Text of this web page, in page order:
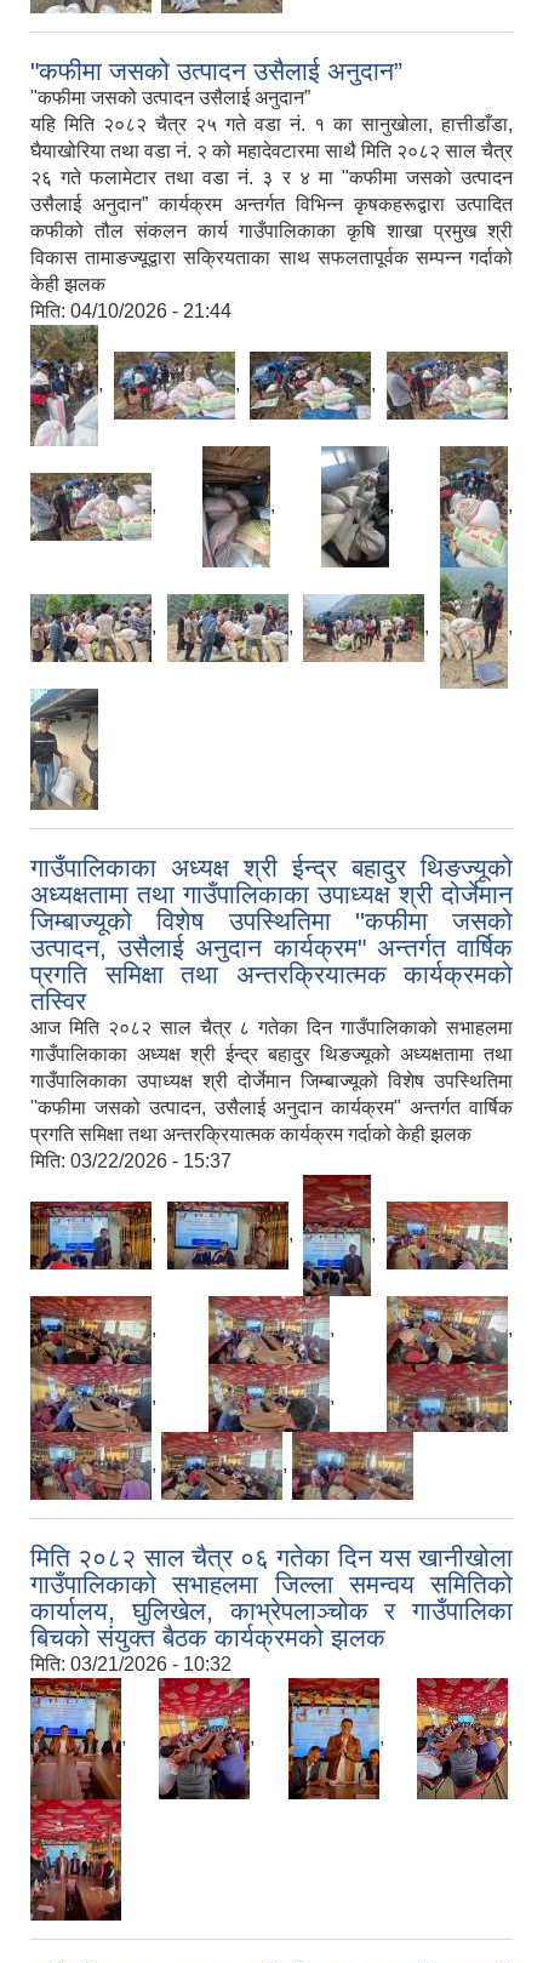
"कफीमा जसको उत्पादन उसैलाई अनुदान”
"कफीमा जसको उत्पादन उसैलाई अनुदान”
यहि मिति २०८२ चैत्र २५ गते वडा नं. १ का सानुखोला, हात्तीडाँडा,
घैयाखोरिया तथा वडा नं. २ को महादेवटारमा साथै मिति २०८२ साल चैत्र
२६ गते फलामेटार तथा वडा नं. ३ र ४ मा "कफीमा जसको उत्पादन
उसैलाई अनुदान” कार्यक्रम अन्तर्गत विभिन्न कृषकहरूद्वारा उत्पादित
कफीको तौल संकलन कार्य गाउँपालिकाका कृषि शाखा प्रमुख श्री
विकास तामाङज्यूद्वारा सक्रियताका साथ सफलतापूर्वक सम्पन्न गर्दाको
केही झलक
मिति: 04/10/2026 - 21:44
, , , ,
, , , ,
, , , ,
गाउँपालिकाका अध्यक्ष श्री ईन्द्र बहादुर थिङज्यूको
अध्यक्षतामा तथा गाउँपालिकाका उपाध्यक्ष श्री दोर्जेमान
जिम्बाज्यूको विशेष उपस्थितिमा ''कफीमा जसको
उत्पादन, उसैलाई अनुदान कार्यक्रम" अन्तर्गत वार्षिक
प्रगति समिक्षा तथा अन्तरक्रियात्मक कार्यक्रमको
तस्विर
आज मिति २०८२ साल चैत्र ८ गतेका दिन गाउँपालिकाको सभाहलमा
गाउँपालिकाका अध्यक्ष श्री ईन्द्र बहादुर थिङज्यूको अध्यक्षतामा तथा
गाउँपालिकाका उपाध्यक्ष श्री दोर्जेमान जिम्बाज्यूको विशेष उपस्थितिमा
''कफीमा जसको उत्पादन, उसैलाई अनुदान कार्यक्रम" अन्तर्गत वार्षिक
प्रगति समिक्षा तथा अन्तरक्रियात्मक कार्यक्रम गर्दाको केही झलक
मिति: 03/22/2026 - 15:37
, , , ,
, , ,
, , ,
, ,
मिति २०८२ साल चैत्र ०६ गतेका दिन यस खानीखोला
गाउँपालिकाको सभाहलमा जिल्ला समन्वय समितिको
कार्यालय, घुलिखेल, काभ्रेपलाञ्चोक र गाउँपालिका
बिचको संयुक्त बैठक कार्यक्रमको झलक
मिति: 03/21/2026 - 10:32
, , , ,